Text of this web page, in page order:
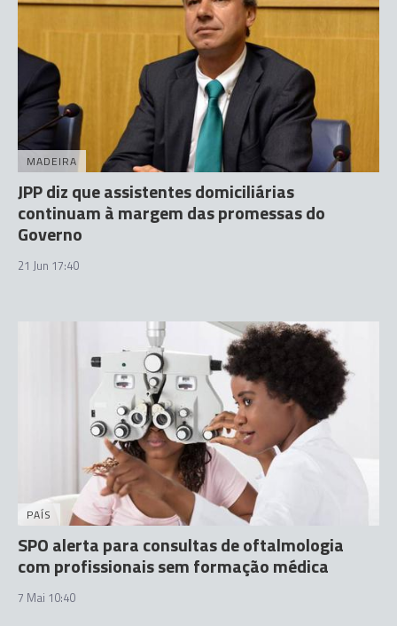
MADEIRA
JPP diz que assistentes domiciliárias
continuam à margem das promessas do
Governo
21 Jun 17:40
PAÍS
SPO alerta para consultas de oftalmologia
com profissionais sem formação médica
7 Mai 10:40